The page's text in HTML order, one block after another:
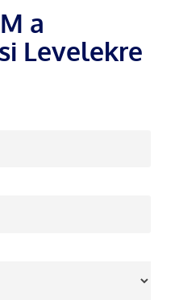
a
Levelekre